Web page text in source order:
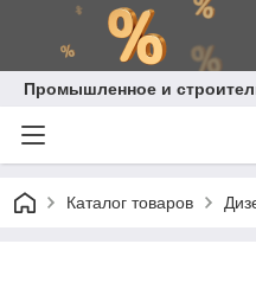
Промышленное и
Каталог товаров